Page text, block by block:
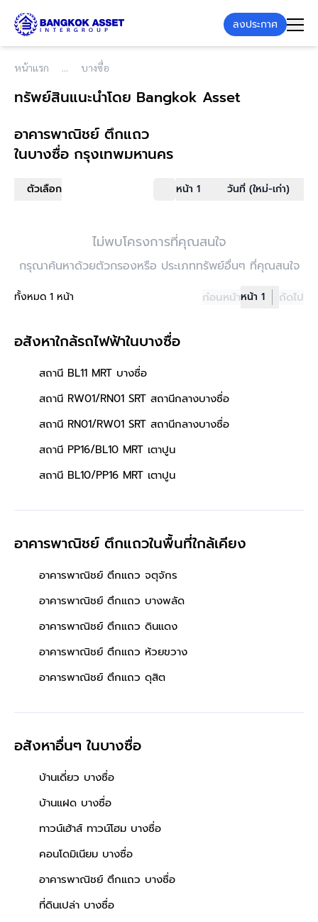
ลงประกาศ
หน้าแรก บางซื่อ
ทรัพย์สินแนะนำโดย Bangkok Asset
อาคารพาณิชย์ ตึกแถว
ในบางซื่อ กรุงเทพมหานคร
ตัวเลือก หน้า 1 วันที่ (ใหม่-เก่า)
ไม่พบโครงการที่คุณสนใจ
กรุณาค้นหาด้วยตัวกรองหรือ ประเภททรัพย์อื่นๆ ที่คุณสนใจ
ทั้งหมด 1 หน้า ก่อนหน้าหน้า 1 ถัดไป
อสังหาใกล้รถไฟฟ้าในบางซื่อ
สถานี BL11 MRT บางซื่อ
สถานี RW01/RN01 SRT สถานีกลางบางซื่อ
สถานี RN01/RW01 SRT สถานีกลางบางซื่อ
สถานี PP16/BL10 MRT เตาปูน
สถานี BL10/PP16 MRT เตาปูน
อาคารพาณิชย์ ตึกแถวในพื้นที่ใกล้เคียง
อาคารพาณิชย์ ตึกแถว จตุจักร
อาคารพาณิชย์ ตึกแถว บางพลัด
อาคารพาณิชย์ ตึกแถว ดินแดง
อาคารพาณิชย์ ตึกแถว ห้วยขวาง
อาคารพาณิชย์ ตึกแถว ดุสิต
อสังหาอื่นๆในบางซื่อ
บ้านเดี่ยว บางซื่อ
บ้านแฝด บางซื่อ
ทาวน์เฮ้าส์ ทาวน์โฮม บางซื่อ
คอนโดมิเนียม บางซื่อ
อาคารพาณิชย์ ตึกแถว บางซื่อ
ที่ดินเปล่า บางซื่อ